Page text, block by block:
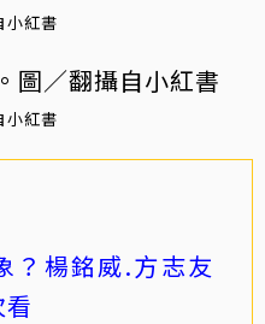
小紅書
小紅書
？楊銘威.方志友